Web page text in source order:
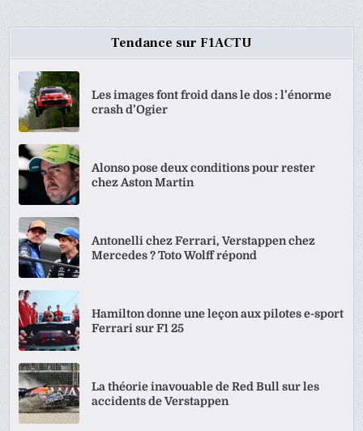
Tendance sur F1ACTU
Les images font froid dans le dos : l’énorme
crash d’Ogier
Alonso pose deux conditions pour rester
chez Aston Martin
Antonelli chez Ferrari, Verstappen chez
Mercedes ? Toto Wolff répond
Hamilton donne une leçon aux pilotes e-sport
Ferrari sur F1 25
La théorie inavouable de Red Bull sur les
accidents de Verstappen